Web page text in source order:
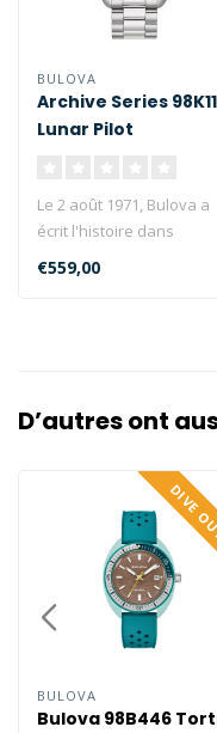
BULOVA
Archive Series
Lunar Pilot
Le 2 août 1971, Bulova a
écrit l'histoire dans
l'espace : lors de
€559,00
D’autres ont
DIVE
BULOVA
Bulova 98B446